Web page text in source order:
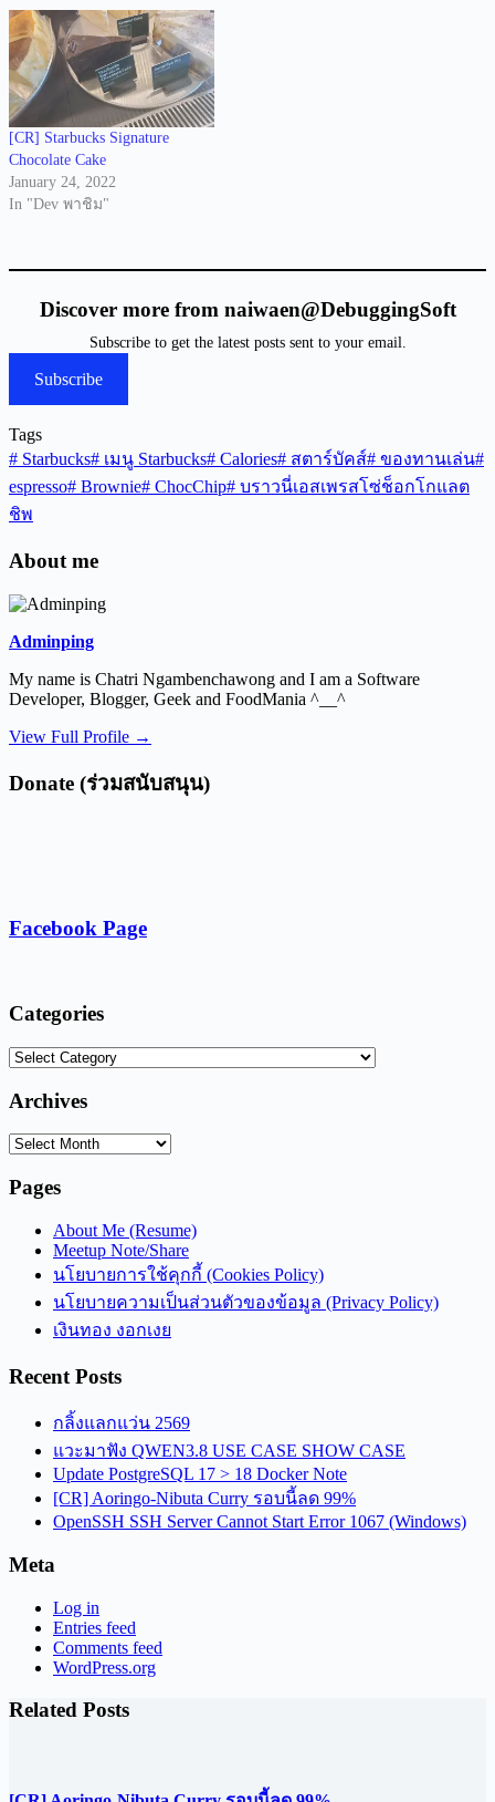
[CR] Starbucks Signature
Chocolate Cake
January 24, 2022
In "Dev พาชิม"
Discover more from naiwaen@DebuggingSoft
Subscribe to get the latest posts sent to your email.
Subscribe
Tags
# Starbucks# เมนู Starbucks# Calories# สตาร์บัคส์# ของทานเล่น#
espresso# Brownie# ChocChip# บราวนี่เอสเพรสโซ่ช็อกโกแลต
ชิพ
About me
Adminping
My name is Chatri Ngambenchawong and I am a Software
Developer, Blogger, Geek and FoodMania ^__^
View Full Profile →
Donate (ร่วมสนับสนุน)
Facebook Page
Categories
Categories
Archives
Archives
Pages
About Me (Resume)
Meetup Note/Share
นโยบายการใช้คุกกี้ (Cookies Policy)
นโยบายความเป็นส่วนตัวของข้อมูล (Privacy Policy)
เงินทอง งอกเงย
Recent Posts
กลิ้งแลกแว่น 2569
แวะมาฟัง QWEN3.8 USE CASE SHOW CASE
Update PostgreSQL 17 > 18 Docker Note
[CR] Aoringo-Nibuta Curry รอบนี้ลด 99%
OpenSSH SSH Server Cannot Start Error 1067 (Windows)
Meta
Log in
Entries feed
Comments feed
WordPress.org
Related Posts